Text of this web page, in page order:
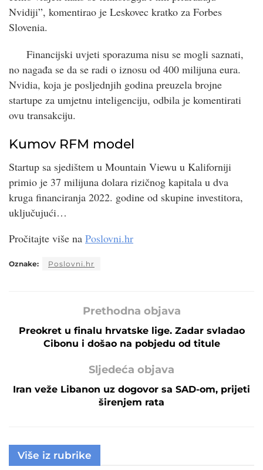
Nvidiji”, komentirao je Leskovec kratko za Forbes
Slovenia.
Financijski uvjeti sporazuma nisu se mogli saznati,
no nagađa se da se radi o iznosu od 400 milijuna eura.
Nvidia, koja je posljednjih godina preuzela brojne
startupe za umjetnu inteligenciju, odbila je komentirati
ovu transakciju.
Kumov RFM model
Startup sa sjedištem u Mountain Viewu u Kaliforniji
primio je 37 milijuna dolara rizičnog kapitala u dva
kruga financiranja 2022. godine od skupine investitora,
uključujući…
Pročitajte više na Poslovni.hr
Oznake: Poslovni.hr
Prethodna objava
Preokret u finalu hrvatske lige. Zadar svladao
Cibonu i došao na pobjedu od titule
Sljedeća objava
Iran veže Libanon uz dogovor sa SAD-om, prijeti
širenjem rata
Više iz rubrike